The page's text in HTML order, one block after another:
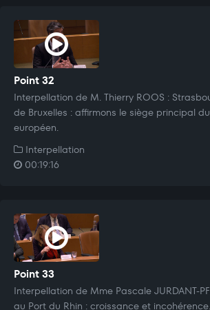
Point 32
Interpellation de M. Thierry ROOS :
de Bruxelles : affirmons le siège principal
européen.
Interpellation
00:19:16
Point 33
Interpellation de Mme Pascale JURDANT-
au Port du Rhin : croissance et incohérence.